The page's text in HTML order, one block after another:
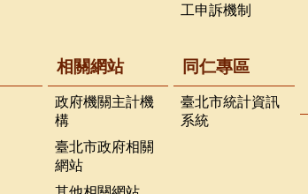
工申訴機制
相關網站
政府機關主計機
構
臺北市政府相關
網站
同仁專區
臺北市統計資訊
系統